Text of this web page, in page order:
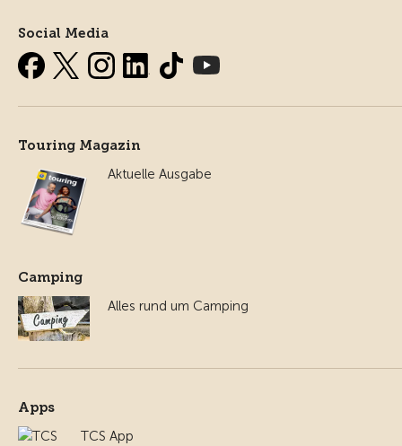
Social Media
Touring Magazin
Aktuelle Ausgabe
Camping
Alles rund um Camping
Apps
TCS App